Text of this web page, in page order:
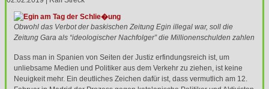
Obwohl das Verbot der baskischen Zeitung Egin illegal war, soll die
Zeitung Gara als “ideologischer Nachfolger” die Millionenschulden zahlen
Dass man in Spanien von Seiten der Justiz erfindungsreich ist, um
unliebsame Medien und Politiker aus dem Verkehr zu ziehen, ist keine
Neuigkeit mehr. Ein deutliches Zeichen dafür ist, dass vermutlich am 12.